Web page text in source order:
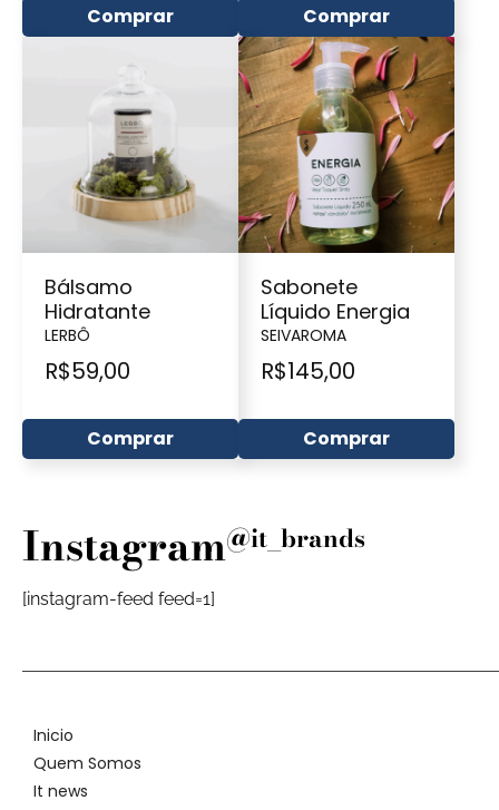
Comprar Comprar
Bálsamo
Hidratante
LERBÔ
R$59,00
Comprar
Sabonete
Líquido Energia
SEIVAROMA
R$145,00
Comprar
Instagram@it_brands
[instagram-feed feed=1]
Inicio
Quem Somos
It news